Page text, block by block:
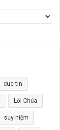
duc tin
Lời Chúa
suy niệm